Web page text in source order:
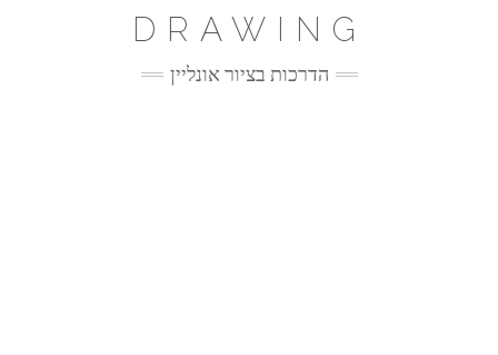
DRAWING
הדרכות בציור אונליין